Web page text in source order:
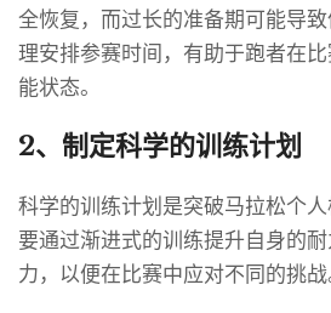
全恢复，而过长的准备期可能导
理安排参赛时间，有助于跑者在
能状态。
2、制定科学的训练计划
科学的训练计划是突破马拉松个
要通过渐进式的训练提升自身的
力，以便在比赛中应对不同的挑战